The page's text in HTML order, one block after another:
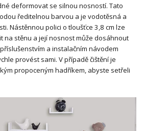
deformovat se silnou nosností. Tato
ředitelnou barvou a je vodotěsná a
Nástěnnou polici o tloušťce 3,8 cm lze
na stěnu a její nosnost může dosáhnout
a instalačním návodem
provést sami. V případě čištění je
propoceným hadříkem, abyste setřeli